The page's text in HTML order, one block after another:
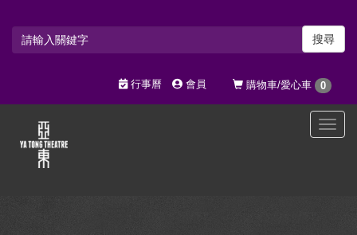
搜尋
購物車/愛心車 0
行事曆 會員
選